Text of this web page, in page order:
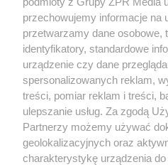
przechowujemy informacje na
przetwarzamy dane osobowe,
identyfikatory, standardowe
urządzenie czy dane
spersonalizowanych reklam,
treści, pomiar reklam i treści,
ulepszanie usług. Za zgodą
Partnerzy możemy używać
geolokalizacyjnych oraz
charakterystykę urządzenia